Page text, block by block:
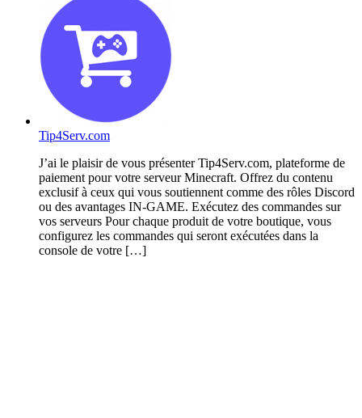
Tip4Serv.com
J’ai le plaisir de vous présenter Tip4Serv.com, plateforme de
paiement pour votre serveur Minecraft. Offrez du contenu
exclusif à ceux qui vous soutiennent comme des rôles Discord
ou des avantages IN-GAME. Exécutez des commandes sur
vos serveurs Pour chaque produit de votre boutique, vous
configurez les commandes qui seront exécutées dans la
console de votre […]